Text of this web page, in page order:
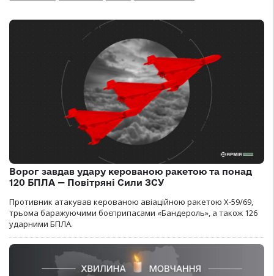
Ворог завдав удару керованою ракетою та понад
120 БПЛА — Повітряні Сили ЗСУ
Противник атакував керованою авіаційною ракетою Х-59/69,
трьома баражуючими боєприпасами «Бандероль», а також 126
ударними БПЛА.